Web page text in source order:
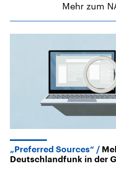
Mehr zum
„Preferred Sources“
Deutschlandfunk in der